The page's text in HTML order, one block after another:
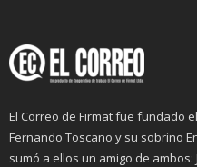
El Correo de Firmat fue fundado
Fernando Toscano y su sobrino
sumó a ellos un amigo de